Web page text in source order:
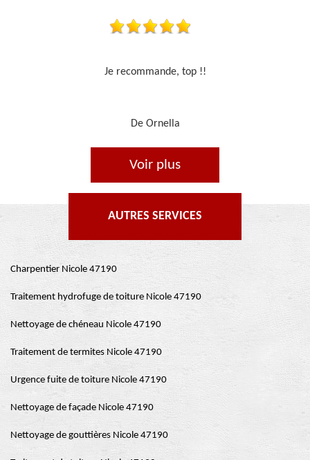
Travail sérieux
De Je cours je peins
Voir plus
AUTRES SERVICES
Charpentier Nicole 47190
Traitement hydrofuge de toiture Nicole 47190
Nettoyage de chéneau Nicole 47190
Traitement de termites Nicole 47190
Urgence fuite de toiture Nicole 47190
Nettoyage de façade Nicole 47190
Nettoyage de gouttières Nicole 47190